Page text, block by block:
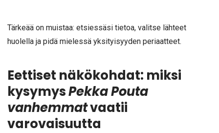
Tärkeää on muistaa: etsiessäsi tietoa, valitse lähteet
huolella ja pidä mielessä yksityisyyden periaatteet.
Eettiset näkökohdat: miksi
kysymysPekka Pouta
vanhemmatvaatii
varovaisuutta